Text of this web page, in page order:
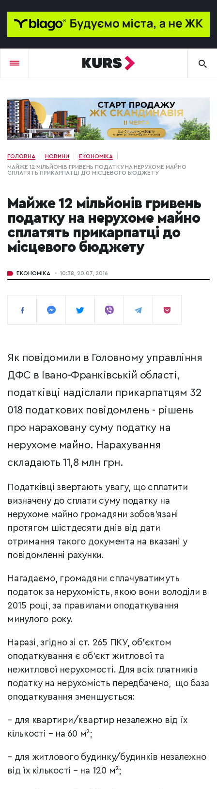
ГОЛОВНА НОВИНИ
ЕКОНОМІКА
МАЙЖЕ 12 МІЛЬЙОНІВ ГРИВЕНЬ ПОДАТКУ НА НЕРУХОМЕ МАЙНО
СПЛАТЯТЬ ПРИКАРПАТЦІ ДО МІСЦЕВОГО БЮДЖЕТУ
Майже 12 мільйонів гривень
податку на нерухоме майно
сплатять прикарпатці до
місцевого бюджету
ЕКОНОМІКА 10:38, 20.07, 2016
Як повідомили в Головному управління
ДФС в Івано-Франківській області,
податківці надіслали прикарпатцям 32
018 податкових повідомлень - рішень
про нараховану суму податку на
нерухоме майно. Нарахування
складають 11,8 млн грн.
Податківці звертають увагу, що сплатити
визначену до сплати суму податку на
нерухоме майно громадяни зобов’язані
протягом шістдесяти днів від дати
отримання такого документа на вказані у
повідомленні рахунки.
Нагадаємо, громадяни сплачуватимуть
податок за нерухомість, якою вони володіли в
2015 році, за правилами оподаткування
минулого року.
Наразі, згідно зі ст. 265 ПКУ, об'єктом
оподаткування є об'єкт житлової та
нежитлової нерухомості. Для всіх платників
податку на нерухомість передбачено, що база
оподаткування зменшується:
– для квартири/квартир незалежно від їх
кількості – на 60 м²;
– для житлового будинку/будинків незалежно
від їх кількості – на 120 м²;